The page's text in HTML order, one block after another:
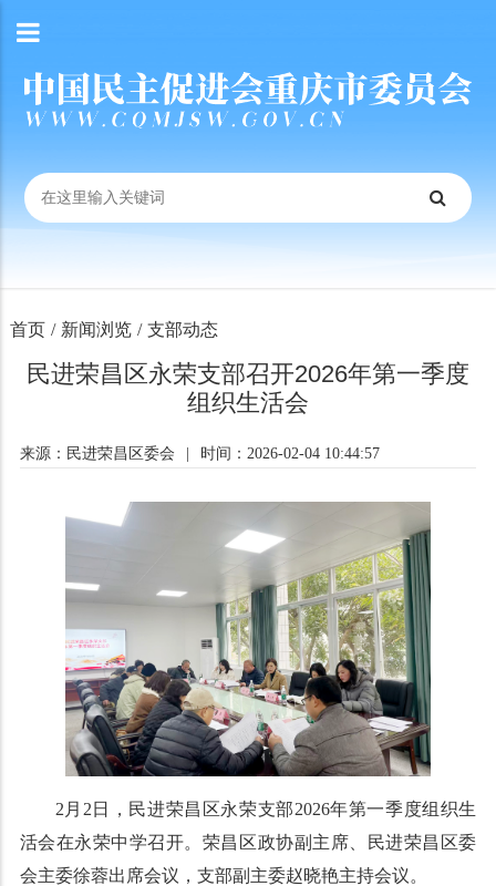
首页 / 新闻浏览 / 支部动态
民进荣昌区永荣支部召开2026年第一季度
组织生活会
来源：民进荣昌区委会 时间：2026-02-04 10:44:57
2月2日，民进荣昌区永荣支部2026年第一季度组织生
活会在永荣中学召开。荣昌区政协副主席、民进荣昌区委
会主委徐蓉出席会议，支部副主委赵晓艳主持会议。